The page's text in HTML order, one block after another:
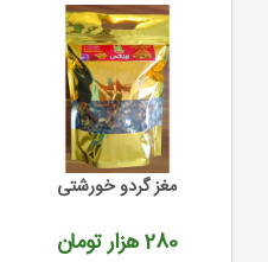
مغز گردو خورشتی
280هزار تومان